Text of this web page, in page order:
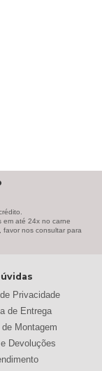
em até 24x no carne
favor nos consultar para
Privacidade
de Entrega
Montagem
Devoluções